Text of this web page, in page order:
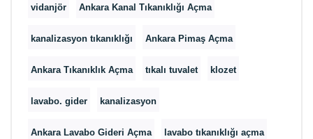
vidanjör Ankara Kanal Tıkanıklığı Açma
kanalizasyon tıkanıklığı Ankara Pimaş Açma
Ankara Tıkanıklık Açma tıkalı tuvalet klozet
lavabo. gider kanalizasyon
Ankara Lavabo Gideri Açma lavabo tıkanıklığı açma